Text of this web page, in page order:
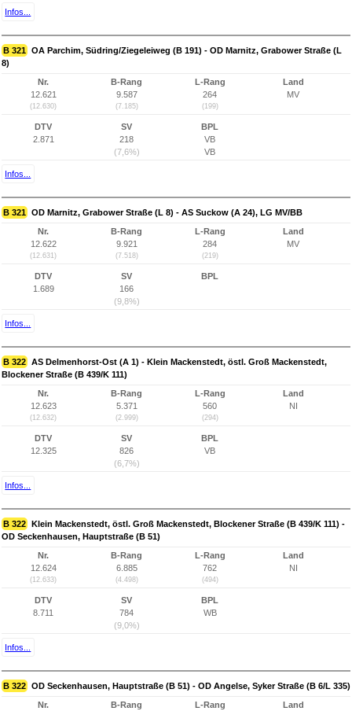
Infos...
B 321 OA Parchim, Südring/Ziegeleiweg (B 191) - OD Marnitz, Grabower Straße (L
8)
Nr.
12.621
(12.630)
B-Rang
9.587
(7.185)
L-Rang
264
(199)
Land
MV
DTV
2.871
SV
218
(7,6%)
BPL
VB
VB
Infos...
B 321 OD Marnitz, Grabower Straße (L 8) - AS Suckow (A 24), LG MV/BB
Nr.
12.622
(12.631)
B-Rang
9.921
(7.518)
L-Rang
284
(219)
Land
MV
DTV
1.689
SV
166
(9,8%)
BPL
Infos...
B 322 AS Delmenhorst-Ost (A 1) - Klein Mackenstedt, östl. Groß Mackenstedt,
Blockener Straße (B 439/K 111)
Nr.
12.623
(12.632)
B-Rang
5.371
(2.999)
L-Rang
560
(294)
Land
NI
DTV
12.325
SV
826
(6,7%)
BPL
VB
Infos...
B 322 Klein Mackenstedt, östl. Groß Mackenstedt, Blockener Straße (B 439/K 111) -
OD Seckenhausen, Hauptstraße (B 51)
Nr.
12.624
(12.633)
B-Rang
6.885
(4.498)
L-Rang
762
(494)
Land
NI
DTV
8.711
SV
784
(9,0%)
BPL
WB
Infos...
B 322 OD Seckenhausen, Hauptstraße (B 51) - OD Angelse, Syker Straße (B 6/L 335)
Nr.
B-Rang
L-Rang
Land